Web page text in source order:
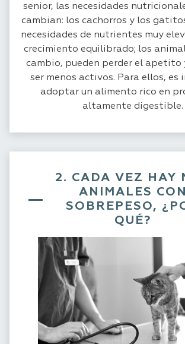
senior, las necesidades
cambian: los cachorros y los
necesidades de nutrientes muy
crecimiento equilibrado; los
cambio, pueden perder el
ser menos activos. Para ellos, es
adoptar un alimento rico en
altamente digestible.
2. CADA VEZ HAY
ANIMALES CON
SOBREPESO,
QUÉ?